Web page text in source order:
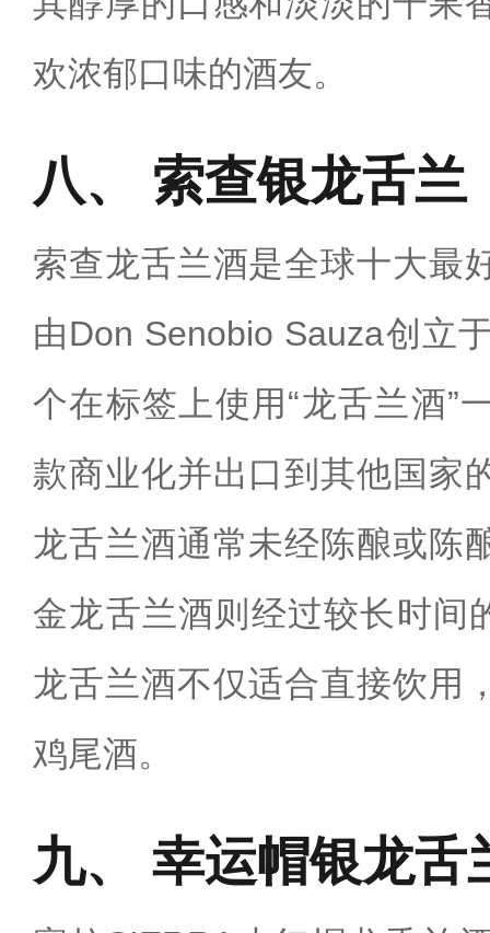
欢浓郁口味的酒友。
索查银龙舌兰
索查龙舌兰酒是全球十大最
由Don Senobio Sauza创立
个在标签上使用“龙舌兰酒”
款商业化并出口到其他国家
龙舌兰酒通常未经陈酿或陈
金龙舌兰酒则经过较长时间
龙舌兰酒不仅适合直接饮用
鸡尾酒。
幸运帽银龙舌